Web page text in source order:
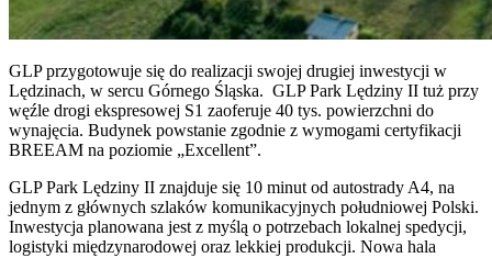
GLP przygotowuje się do realizacji swojej drugiej inwestycji w
Lędzinach, w sercu Górnego Śląska. GLP Park Lędziny II tuż przy
węźle drogi ekspresowej S1 zaoferuje 40 tys. powierzchni do
wynajęcia. Budynek powstanie zgodnie z wymogami certyfikacji
BREEAM na poziomie „Excellent”.
GLP Park Lędziny II znajduje się 10 minut od autostrady A4, na
jednym z głównych szlaków komunikacyjnych południowej Polski.
Inwestycja planowana jest z myślą o potrzebach lokalnej spedycji,
logistyki międzynarodowej oraz lekkiej produkcji. Nowa hala